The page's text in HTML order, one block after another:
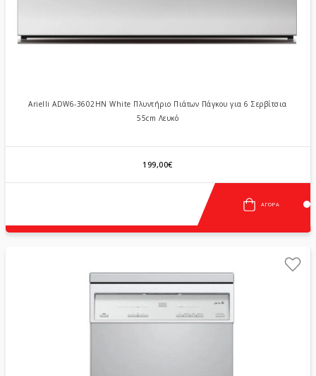
Arielli ADW6-3602HN White Πλυντήριο Πιάτων Πάγκου για 6 Σερβίτσια
55cm Λευκό
199,00€
ΑΓΟΡΆ